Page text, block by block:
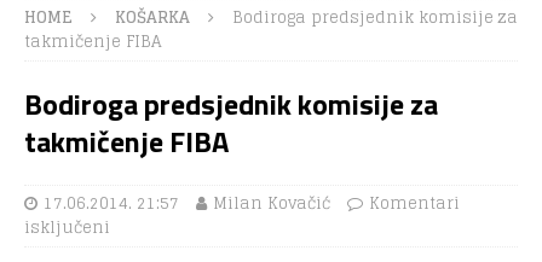
HOME KOŠARKA
Bodiroga predsjednik komisije za
takmičenje FIBA
Bodiroga predsjednik komisije za
takmičenje FIBA
17.06.2014. 21:57 Milan Kovačić
Komentari
isključeni